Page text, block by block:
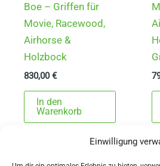
Einwilligung
Boe – Griffen für
Movie, Racewood,
Airhorse &
Holzbock
830,00€
In den
Warenkorb